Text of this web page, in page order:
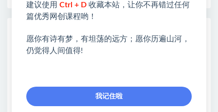
名人语录短视频教学，2026年最新赛道，
公众号流量主变现项目，普通人也能通过这
个项目日入四位数（更新26年8月）
建议使用 Ctrl + D 收藏本站，让你不再错过任何
篇优秀网创课程哟！
愿你有诗有梦，有坦荡的远方；愿你历遍山河，
仍觉得人间值得!
我记住啦